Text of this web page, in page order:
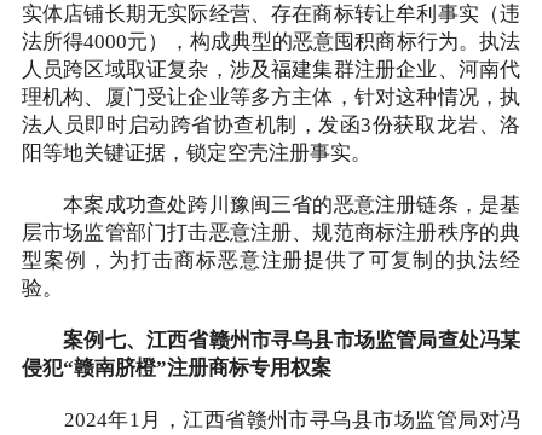
实体店铺长期无实际经营、存在商标转让牟利事实（违
法所得4000元），构成典型的恶意囤积商标行为。执法
人员跨区域取证复杂，涉及福建集群注册企业、河南代
理机构、厦门受让企业等多方主体，针对这种情况，执
法人员即时启动跨省协查机制，发函3份获取龙岩、洛
阳等地关键证据，锁定空壳注册事实。
本案成功查处跨川豫闽三省的恶意注册链条，是基
层市场监管部门打击恶意注册、规范商标注册秩序的典
型案例，为打击商标恶意注册提供了可复制的执法经
验。
案例七、江西省赣州市寻乌县市场监管局查处冯某
侵犯“赣南脐橙”注册商标专用权案
2024年1月，江西省赣州市寻乌县市场监管局对冯